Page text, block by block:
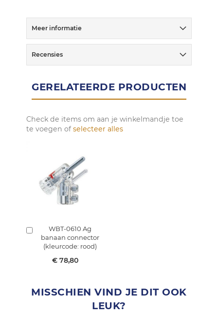
Meer informatie
Recensies
GERELATEERDE PRODUCTEN
Check de items om aan je winkelmandje toe
te voegen of selecteer alles
WBT-0610 Ag
banaan connector
(kleurcode: rood)
€ 78,80
winkelmandje
MISSCHIEN VIND JE DIT OOK
LEUK?